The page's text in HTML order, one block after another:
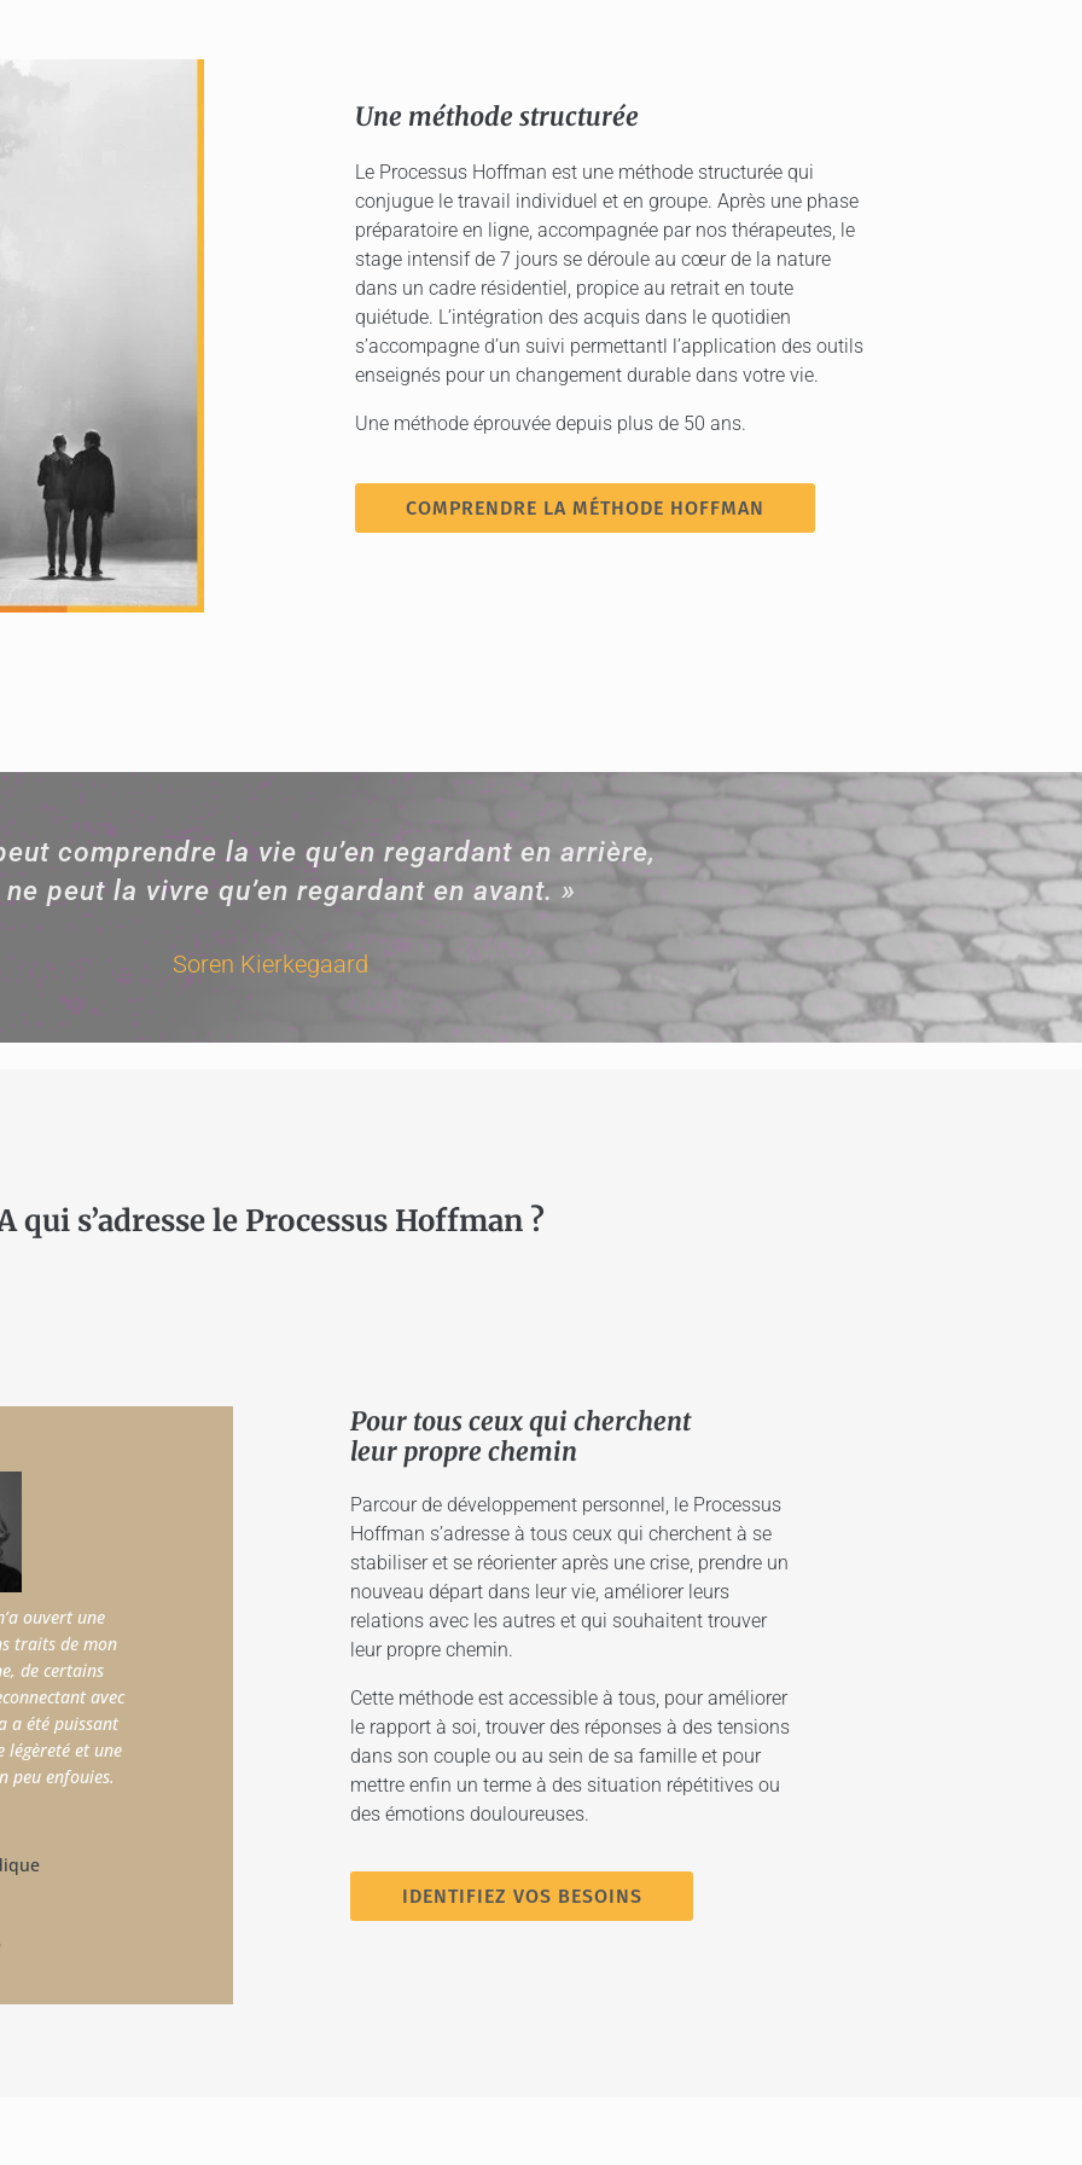
Une méthode structurée
Le Processus Hoffman est une méthode structurée qui
conjugue le travail individuel et en groupe. Après une phase
préparatoire en ligne, accompagnée par nos thérapeutes, le
stage intensif de 7 jours se déroule au cœur de la nature
dans un cadre résidentiel, propice au retrait en toute
quiétude. L’intégration des acquis dans le quotidien
s’accompagne d’un suivi permettantl l’application des outils
enseignés pour un changement durable dans votre vie.
Une méthode éprouvée depuis plus de 50 ans.
COMPRENDRE LA MÉTHODE HOFFMAN
comprendre la vie qu’en regardant en arrière,
peut la vivre qu’en regardant en avant. »
Soren Kierkegaard
qui s’adresse le Processus Hoffman ?
ouvert une
traits de mon
de certains
avec
a été puissant
et une
peu enfouies.
Ce que le processus Hoffman m’a appris...
Que j’ai le droit d’exister et qu’au lieu de me
tout ce qui me distingue... Que j’ai des
sentiments...et depuis que je les ressens, ils
ne me font plus peur... Que le but n’était pas
de devenir parfaite, mais de devenir moi !
JACQUELINE
J’avais besoin de professionnels de l’âme
c’est un ensemble de tout : psychothérapie,
mouvement corporel, travail de groupe,
Pour tous ceux qui cherchent
leur propre chemin
Parcour de développement personnel, le Processus
Hoffman s’adresse à tous ceux qui cherchent à se
stabiliser et se réorienter après une crise, prendre un
nouveau départ dans leur vie, améliorer leurs
relations avec les autres et qui souhaitent trouver
leur propre chemin.
Cette méthode est accessible à tous, pour améliorer
le rapport à soi, trouver des réponses à des tensions
dans son couple ou au sein de sa famille et pour
mettre enfin un terme à des situation répétitives ou
des émotions douloureuses.
IDENTIFIEZ VOS BESOINS